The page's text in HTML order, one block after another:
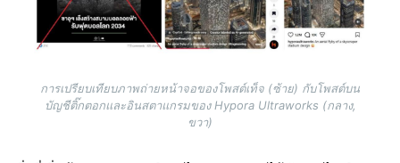
การเปรียบเทียบภาพถ่ายหน้าจอของโพสต์เท็จ (ซ้าย) กับโพสต์บน
บัญชีติ๊กตอกและอินสตาแกรมของ Hypora Ultraworks (กลาง,
ขวา)